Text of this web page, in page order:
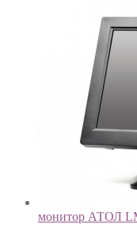
монитор АТОЛ